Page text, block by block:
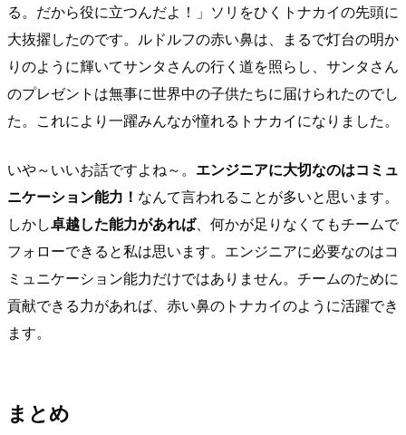
る。だから役に立つんだよ！」ソリをひくトナカイの先頭に
大抜擢したのです。ルドルフの赤い鼻は、まるで灯台の明か
りのように輝いてサンタさんの行く道を照らし、サンタさん
のプレゼントは無事に世界中の子供たちに届けられたのでし
た。これにより一躍みんなが憧れるトナカイになりました。
いや～いいお話ですよね～。 エンジニアに大切なのはコミュ
ニケーション能力！ なんて言われることが多いと思います。
しかし卓越した能力があれば、何かが足りなくてもチームで
フォローできると私は思います。エンジニアに必要なのはコ
ミュニケーション能力だけではありません。チームのために
貢献できる力があれば、赤い鼻のトナカイのように活躍でき
ます。
まとめ